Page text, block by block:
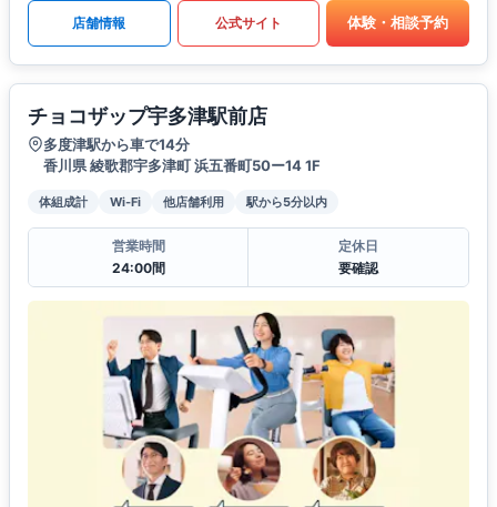
店舗情報 公式サイト 体験・相談予約
チョコザップ宇多津駅前店
多度津駅から車で14分
香川県 綾歌郡宇多津町 浜五番町50ー14 1F
体組成計 Wi-Fi 他店舗利用 駅から5分以内
営業時間
24:00間
定休日
要確認